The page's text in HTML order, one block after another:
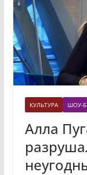
КУЛЬТУРА ШОУ-
Алла